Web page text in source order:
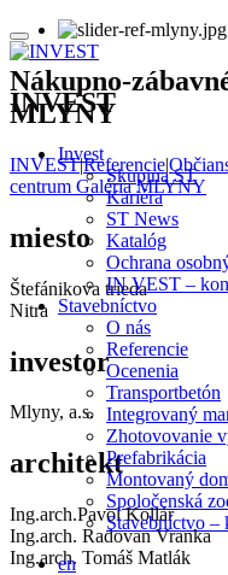
INVEST
Invest
Skupina ST
Kariéra
ST News
Katalóg
Ochrana
IN VEST –
Stavebníctvo
O nás
Referencie
Ocenenia
Transportbetón
Integrovaný
Zhotovovanie
Prefabrikácia
Montovaný
Spoločenská
Stavebníctvo –
en
Nákupno-
MLYNY
INVEST|Referencie|
centrum Galéria MLYNY
miesto
Štefánikova trieda
Nitra
investor
Mlyny, a.s.
architekt
Ing.arch.Pavol Kollár
Ing.arch. Radovan Vranka
Ing.arch. Tomáš Matlák